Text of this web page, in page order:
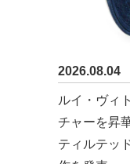
2026.08.04
ルイ・ヴィ
チャーを昇
ティルテッ